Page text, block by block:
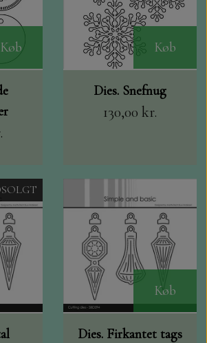
FRA TECH BIT
MARKERS OG ANDRE
HOLTZ BLOKKE
Køb Køb
Dies. Snefnug
130,00 kr.
Køb
Dies. Firkantet tags